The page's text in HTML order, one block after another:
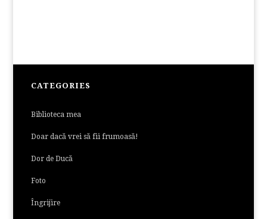
CATEGORIES
Biblioteca mea
Doar dacă vrei să fii frumoasă!
Dor de Ducă
Foto
Îngrijire